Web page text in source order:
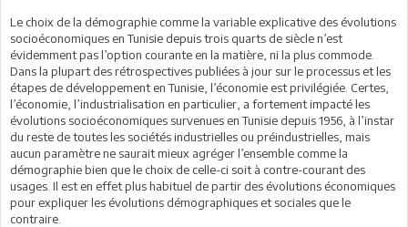
Le choix de la démographie comme la variable explicative des évolutions
socioéconomiques en Tunisie depuis trois quarts de siècle n’est
évidemment pas l’option courante en la matière, ni la plus commode.
Dans la plupart des rétrospectives publiées à jour sur le processus et les
étapes de développement en Tunisie, l’économie est privilégiée. Certes,
l’économie, l’industrialisation en particulier, a fortement impacté les
évolutions socioéconomiques survenues en Tunisie depuis 1956, à l’instar
du reste de toutes les sociétés industrielles ou préindustrielles, mais
aucun paramètre ne saurait mieux agréger l’ensemble comme la
démographie bien que le choix de celle-ci soit à contre-courant des
usages. Il est en effet plus habituel de partir des évolutions économiques
pour expliquer les évolutions démographiques et sociales que le
contraire.